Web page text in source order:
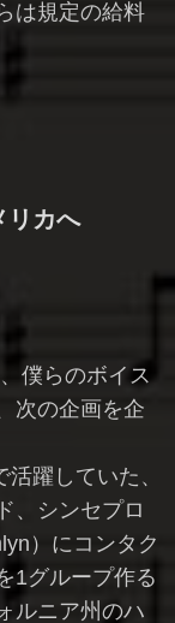
は規定の給料
リカへ
僕らのボイス
次の企画を企
躍していた、
、シンセプロ
）にコンタク
1グループ作る
ルニア州のハ